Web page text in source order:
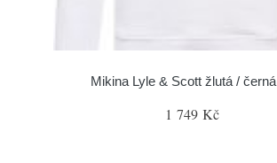
Mikina Lyle & Scott žlutá /
1 749 Kč